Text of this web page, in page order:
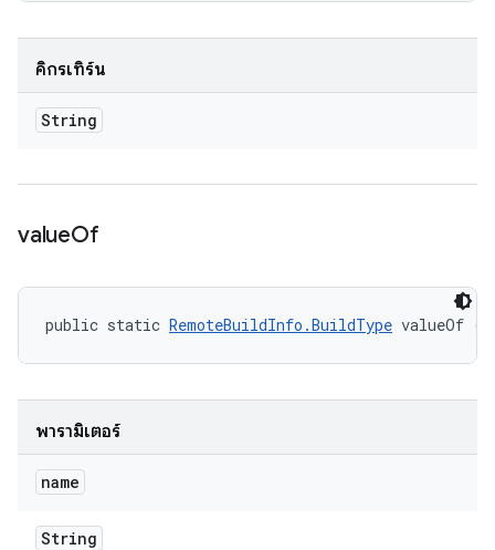
คิกรีเทิร์น
String
valueOf
public static RemoteBuildInfo.BuildType valueOf
พารามิเตอร์
name
String